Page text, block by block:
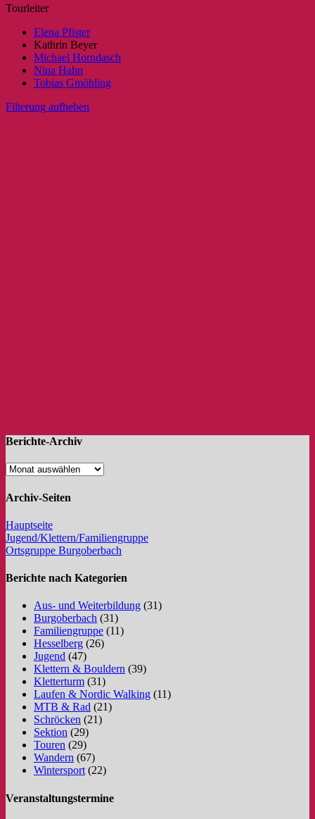
Tourleiter
Elena Pfister
Kathrin Beyer
Michael Horndasch
Nina Hahn
Tobias Gmöhling
Filterung aufheben
Berichte-Archiv
Archiv-Seiten
Hauptseite
Jugend/Klettern/Familiengruppe
Ortsgruppe Burgoberbach
Berichte nach Kategorien
Aus- und Weiterbildung (31)
Burgoberbach (31)
Familiengruppe (11)
Hesselberg (26)
Jugend (47)
Klettern & Bouldern (39)
Kletterturm (31)
Laufen & Nordic Walking (11)
MTB & Rad (21)
Schröcken (21)
Sektion (29)
Touren (29)
Wandern (67)
Wintersport(22)
Veranstaltungstermine